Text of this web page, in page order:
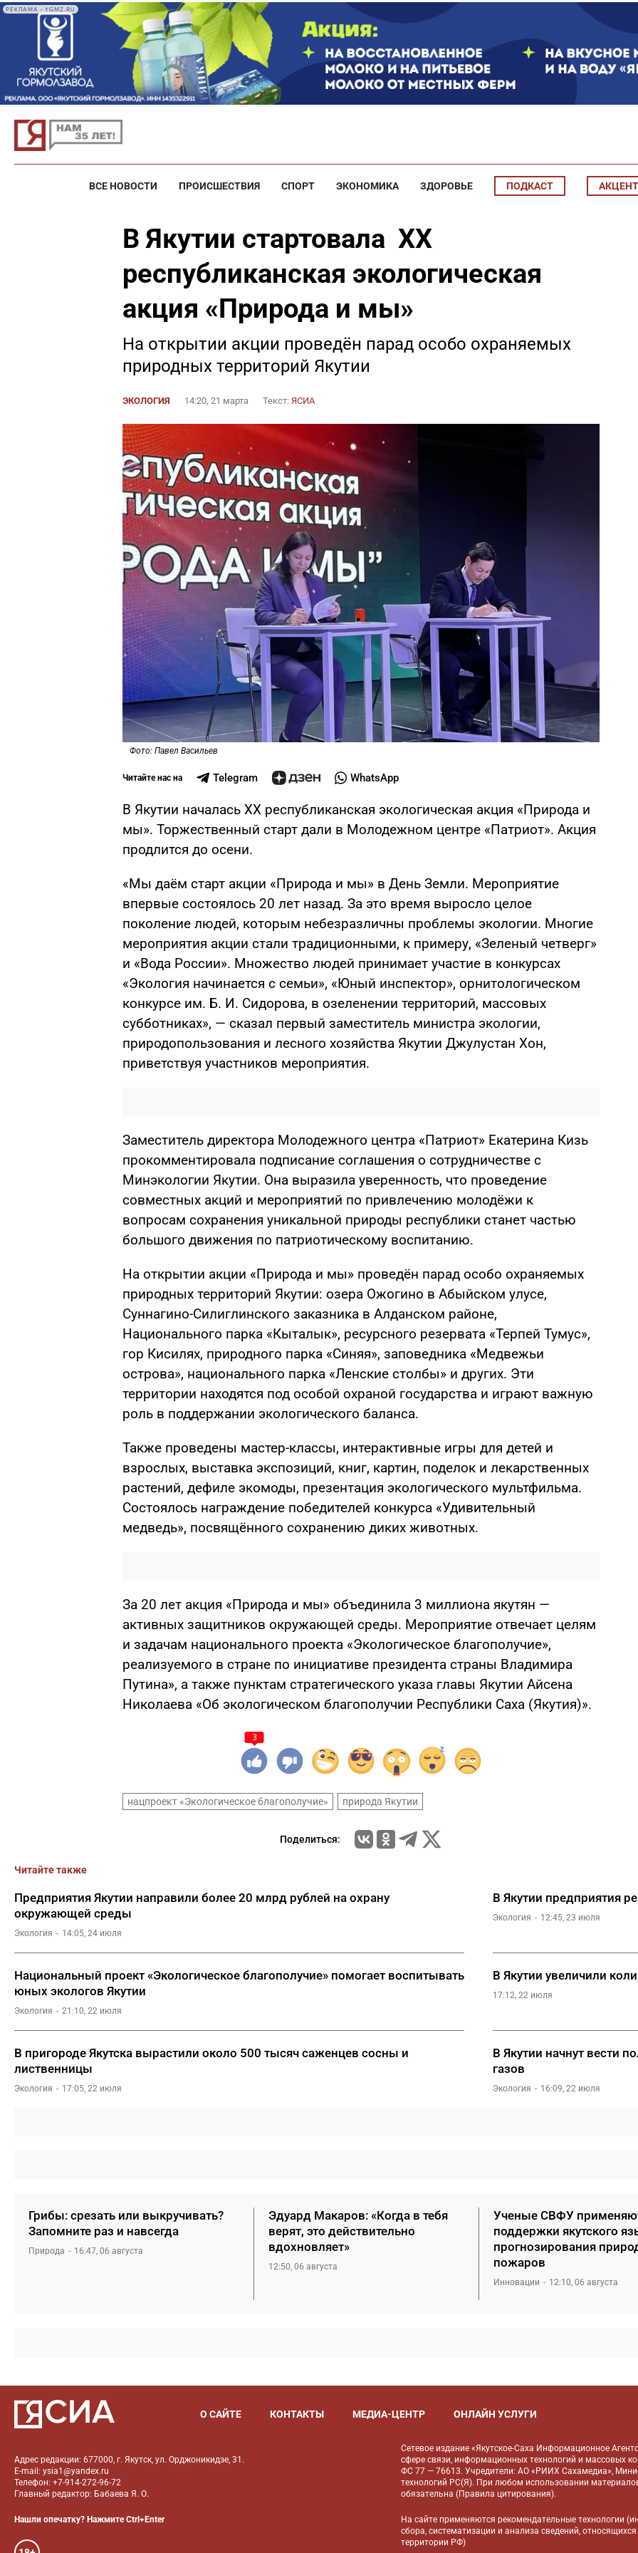
РЕКЛАМА • YGMZ.RU
ВСЕ НОВОСТИ ПРОИСШЕСТВИЯ СПОРТ ЭКОНОМИКА ЗДОРОВЬЕ ПОДКАСТ АКЦЕНТ
В Якутии стартовала XX
республиканская экологическая
акция «Природа и мы»
На открытии акции проведён парад особо охраняемых
природных территорий Якутии
ЭКОЛОГИЯ 14:20, 21 марта Текст: ЯСИА
Фото: Павел Васильев
Читайте нас на Telegram WhatsApp
В Якутии началась XX республиканская экологическая акция «Природа и
мы». Торжественный старт дали в Молодежном центре «Патриот». Акция
продлится до осени.
«Мы даём старт акции «Природа и мы» в День Земли. Мероприятие
впервые состоялось 20 лет назад. За это время выросло целое
поколение людей, которым небезразличны проблемы экологии. Многие
мероприятия акции стали традиционными, к примеру, «Зеленый четверг»
и «Вода России». Множество людей принимает участие в конкурсах
«Экология начинается с семьи», «Юный инспектор», орнитологическом
конкурсе им. Б. И. Сидорова, в озеленении территорий, массовых
субботниках», — сказал первый заместитель министра экологии,
природопользования и лесного хозяйства Якутии Джулустан Хон,
приветствуя участников мероприятия.
Заместитель директора Молодежного центра «Патриот» Екатерина Кизь
прокомментировала подписание соглашения о сотрудничестве с
Минэкологии Якутии. Она выразила уверенность, что проведение
совместных акций и мероприятий по привлечению молодёжи к
вопросам сохранения уникальной природы республики станет частью
большого движения по патриотическому воспитанию.
На открытии акции «Природа и мы» проведён парад особо охраняемых
природных территорий Якутии: озера Ожогино в Абыйском улусе,
Суннагино-Силиглинского заказника в Алданском районе,
Национального парка «Кыталык», ресурсного резервата «Терпей Тумус»,
гор Кисилях, природного парка «Синяя», заповедника «Медвежьи
острова», национального парка «Ленские столбы» и других. Эти
территории находятся под особой охраной государства и играют важную
роль в поддержании экологического баланса.
Также проведены мастер-классы, интерактивные игры для детей и
взрослых, выставка экспозиций, книг, картин, поделок и лекарственных
растений, дефиле экомоды, презентация экологического мультфильма.
Состоялось награждение победителей конкурса «Удивительный
медведь», посвящённого сохранению диких животных.
За 20 лет акция «Природа и мы» объединила 3 миллиона якутян —
активных защитников окружающей среды. Мероприятие отвечает целям
и задачам национального проекта «Экологическое благополучие»,
реализуемого в стране по инициативе президента страны Владимира
Путина», а также пунктам стратегического указа главы Якутии Айсена
Николаева «Об экологическом благополучии Республики Саха (Якутия)».
3
нацпроект «Экологическое благополучие» природа Якутии
Поделиться:
Читайте также
Предприятия Якутии направили более 20 млрд рублей на охрану
окружающей среды
Экология 14:05, 24 июля
В Якутии предприятия
Экология 12:45, 23 июля
Национальный проект «Экологическое благополучие» помогает воспитывать
юных экологов Якутии
Экология 21:10, 22 июля
В Якутии увеличили
17:12, 22 июля
В пригороде Якутска вырастили около 500 тысяч саженцев сосны и
лиственницы
Экология 17:05, 22 июля
В Якутии начнут вести
газов
Экология 16:09, 22 июля
Грибы: срезать или выкручивать?
Запомните раз и навсегда
Природа 16:47, 06 августа
Эдуард Макаров: «Когда в тебя
верят, это действительно
вдохновляет»
12:50, 06 августа
Ученые СВФУ
поддержки якутского
прогнозирования
пожаров
Инновации 12:10, 06 августа
О САЙТЕ КОНТАКТЫ МЕДИА-ЦЕНТР ОНЛАЙН УСЛУГИ
Адрес редакции: 677000, г. Якутск, ул. Орджоникидзе, 31.
E-mail: ysia1@yandex.ru
Телефон: +7-914-272-96-72
Главный редактор: Бабаева Я. О.
Нашли опечатку? Нажмите Ctrl+Enter
Сетевое издание «Якутское-Саха Информационное
сфере связи, информационных технологий и массовых
ФС 77 — 76613. Учредители: АО «РИИХ Сахамедиа»,
технологий РС(Я). При любом использовании
обязательна (Правила цитирования).
На сайте применяютсярекомендательные технологии
сбора, систематизации и анализа сведений,
территории РФ)